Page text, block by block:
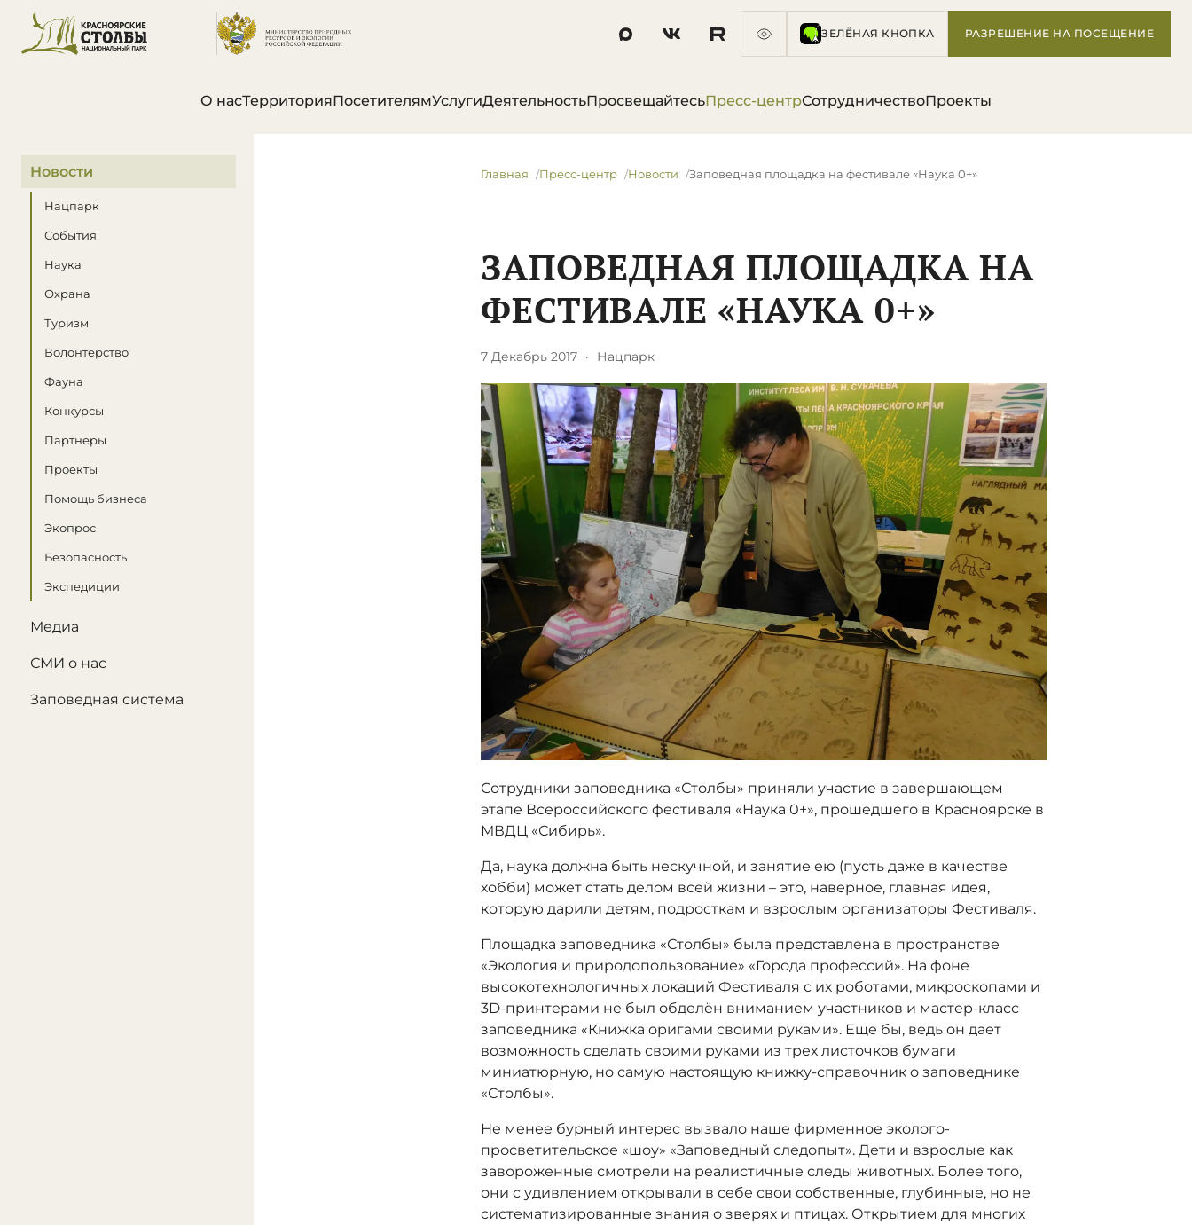
ЗЕЛЁНАЯ КНОПКА РАЗРЕШЕНИЕ НА ПОСЕЩЕНИЕ
О насТерриторияПосетителямУслугиДеятельностьПросвещайтесьПресс-центрСотрудничествоПроекты
В этом разделе
Новости
Нацпарк
События
Наука
Охрана
Туризм
Волонтерство
Фауна
Конкурсы
Партнеры
Проекты
Помощь бизнеса
Экопрос
Безопасность
Экспедиции
Медиа
СМИ о нас
Заповедная система
Главная Пресс-центр Новости ​Заповедная площадка на фестивале «Наука 0+»
​ЗАПОВЕДНАЯ ПЛОЩАДКА НА
ФЕСТИВАЛЕ «НАУКА 0+»
7 Декабрь 2017 · Нацпарк
Сотрудники заповедника «Столбы» приняли участие в завершающем
этапе Всероссийского фестиваля «Наука 0+», прошедшего в Красноярске в
МВДЦ «Сибирь».
Да, наука должна быть нескучной, и занятие ею (пусть даже в качестве
хобби) может стать делом всей жизни – это, наверное, главная идея,
которую дарили детям, подросткам и взрослым организаторы Фестиваля.
Площадка заповедника «Столбы» была представлена в пространстве
«Экология и природопользование» «Города профессий». На фоне
высокотехнологичных локаций Фестиваля с их роботами, микроскопами и
3D-принтерами не был обделён вниманием участников и мастер-класс
заповедника «Книжка оригами своими руками». Еще бы, ведь он дает
возможность сделать своими руками из трех листочков бумаги
миниатюрную, но самую настоящую книжку-справочник о заповеднике
«Столбы».
Не менее бурный интерес вызвало наше фирменное эколого-
просветительское «шоу» «Заповедный следопыт». Дети и взрослые как
завороженные смотрели на реалистичные следы животных. Более того,
они с удивлением открывали в себе свои собственные, глубинные, но не
систематизированные знания о зверях и птицах. Открытием для многих